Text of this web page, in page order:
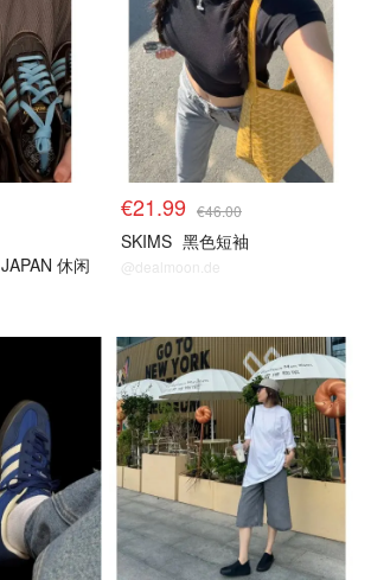
JAPAN 休闲
€21.99 €46.00
SKIMS 黑色短袖
@dealmoon.de